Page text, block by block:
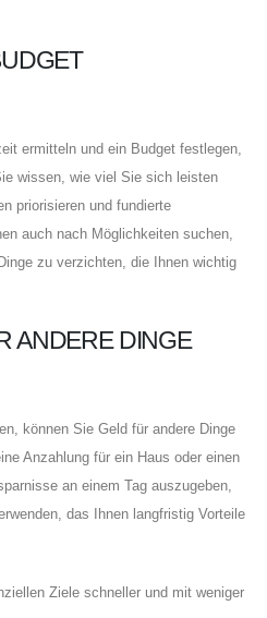
ermitteln und ein Budget festlegen,
wissen, wie viel Sie sich leisten
priorisieren und fundierte
auch nach Möglichkeiten suchen,
zu verzichten, die Ihnen wichtig
ANDERE DINGE
können Sie Geld für andere Dinge
Anzahlung für ein Haus oder einen
an einem Tag auszugeben,
das Ihnen langfristig Vorteile
Ziele schneller und mit weniger